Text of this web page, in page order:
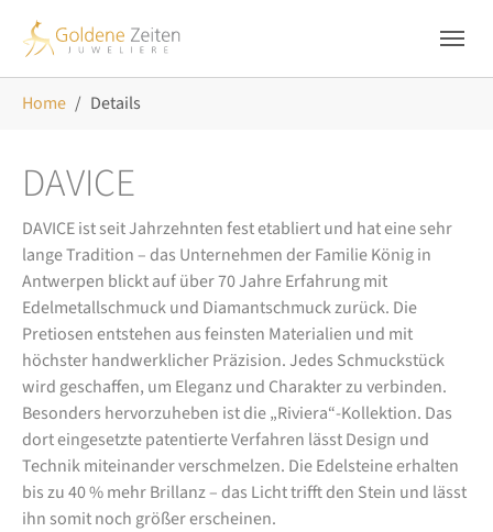
Home Details
DAVICE
DAVICE ist seit Jahrzehnten fest etabliert und hat eine sehr
lange Tradition – das Unternehmen der Familie König in
Antwerpen blickt auf über 70 Jahre Erfahrung mit
Edelmetallschmuck und Diamantschmuck zurück. Die
Pretiosen entstehen aus feinsten Materialien und mit
höchster handwerklicher Präzision. Jedes Schmuckstück
wird geschaffen, um Eleganz und Charakter zu verbinden.
Besonders hervorzuheben ist die „Riviera“-Kollektion. Das
dort eingesetzte patentierte Verfahren lässt Design und
Technik miteinander verschmelzen. Die Edelsteine erhalten
bis zu 40 % mehr Brillanz – das Licht trifft den Stein und lässt
ihn somit noch größer erscheinen.